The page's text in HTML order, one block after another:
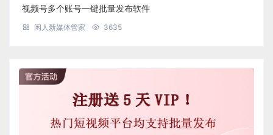
视频号多个账号一键批量发布软件
闲人新媒体管家 3635